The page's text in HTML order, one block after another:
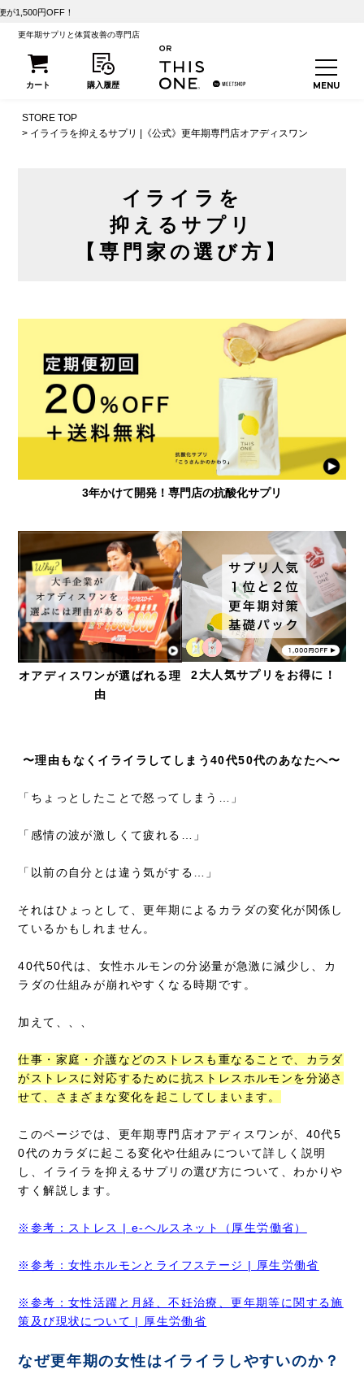
更年期サプリと体質改善の専門店
STORE TOP
イライラを抑えるサプリ |《公式》更年期専門店オアディスワン
イライラを
抑えるサプリ
【専門家の選び方】
3年かけて開発！専門店の抗酸化サプリ
オアディスワンが選ばれる理
由
2大人気サプリをお得に！
〜理由もなくイライラしてしまう40代50代のあなたへ〜
「ちょっとしたことで怒ってしまう…」
「感情の波が激しくて疲れる…」
「以前の自分とは違う気がする…」
それはひょっとして、更年期によるカラダの変化が関係し
ているかもしれません。
40代50代は、女性ホルモンの分泌量が急激に減少し、カ
ラダの仕組みが崩れやすくなる時期です。
加えて、、、
仕事・家庭・介護などのストレスも重なることで、カラダ
がストレスに対応するために抗ストレスホルモンを分泌さ
せて、さまざまな変化を起こしてしまいます。
このページでは、更年期専門店オアディスワンが、40代5
0代のカラダに起こる変化や仕組みについて詳しく説明
し、イライラを抑えるサプリの選び方について、わかりや
すく解説します。
※参考：ストレス | e-ヘルスネット（厚生労働省）
※参考：女性ホルモンとライフステージ | 厚生労働省
※参考：女性活躍と月経、不妊治療、更年期等に関する施
策及び現状について | 厚生労働省
なぜ更年期の女性はイライラしやすいのか？